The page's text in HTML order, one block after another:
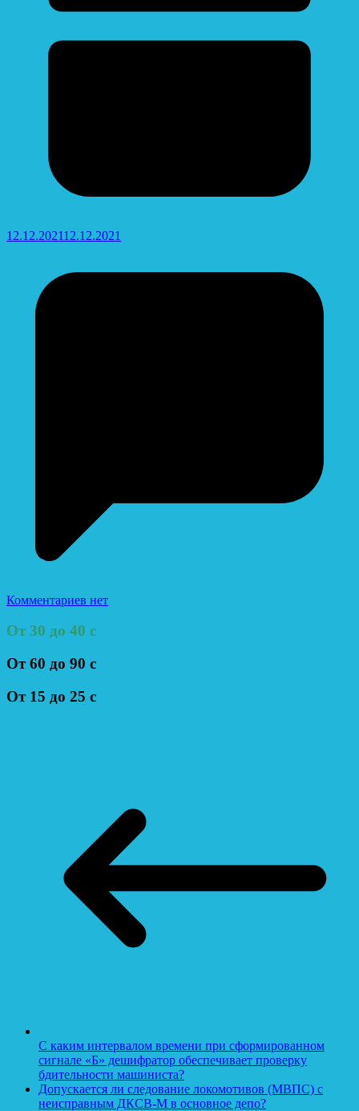
12.12.202112.12.2021
Комментариев нет
От 30 до 40 с
От 60 до 90 с
От 15 до 25 с
С каким интервалом времени при сформированном
сигнале «Б» дешифратор обеспечивает проверку
бдительности машиниста?
Допускается ли следование локомотивов (МВПС) с
неисправным ДКСВ-М в основное депо?